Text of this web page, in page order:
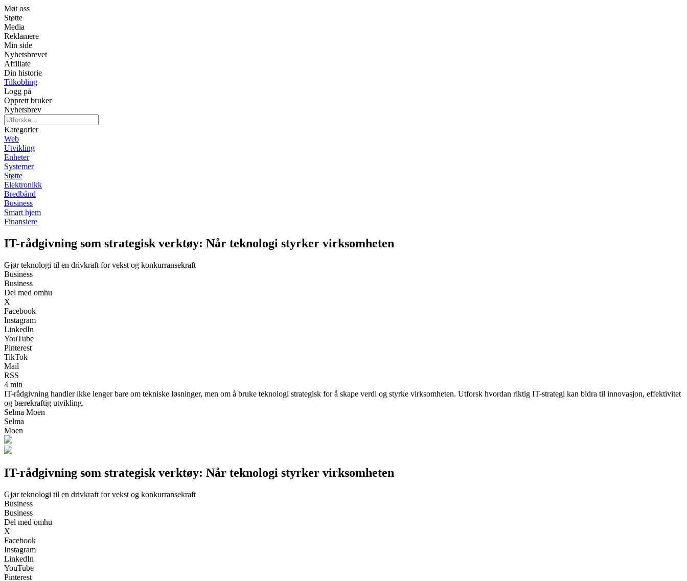
Møt oss
Støtte
Media
Reklamere
Min side
Nyhetsbrevet
Affiliate
Din historie
Tilkobling
Logg på
Opprett bruker
Nyhetsbrev
Kategorier
Web
Utvikling
Enheter
Systemer
Støtte
Elektronikk
Bredbånd
Business
Smart hjem
Finansiere
IT-rådgivning som strategisk verktøy: Når teknologi styrker virksomheten
Gjør teknologi til en drivkraft for vekst og konkurransekraft
Business
Business
Del med omhu
X
Facebook
Instagram
LinkedIn
YouTube
Pinterest
TikTok
Mail
RSS
4 min
IT-rådgivning handler ikke lenger bare om tekniske løsninger, men om å bruke teknologi strategisk for å skape verdi og styrke virksomheten. Utforsk hvordan riktig IT-strategi kan bidra til innovasjon, effektivitet
og bærekraftig utvikling.
Selma Moen
Selma
Moen
IT-rådgivning som strategisk verktøy: Når teknologi styrker virksomheten
Gjør teknologi til en drivkraft for vekst og konkurransekraft
Business
Business
Del med omhu
X
Facebook
Instagram
LinkedIn
YouTube
Pinterest